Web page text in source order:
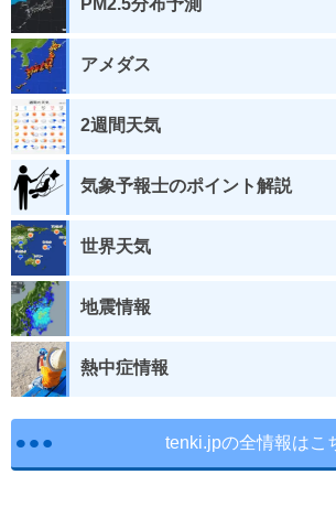
アメダス
2週間天気
気象予報士のポイント解説
世界天気
地震情報
熱中症情報
tenki.jpの全情報はこ